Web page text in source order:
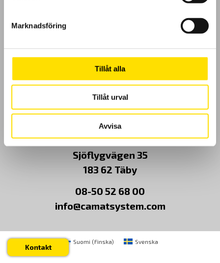
Marknadsföring
Tillåt alla
Tillåt urval
Avvisa
Kundundersökning
Om Oss
Kontakt
CA Mätsystem AB
Sjöflygvägen 35
183 62 Täby
08-50 52 68 00
info@camatsystem.com
Kontakt
Suomi (Finska) Svenska